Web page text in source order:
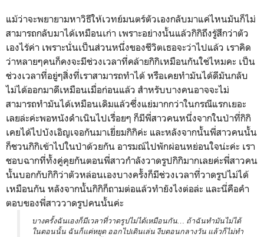
แม้ว่าจะพยายามหาวิธีให้เวทย์มนตร์ตัวเองกลับมาแค่ไหนมันก็ไม่
สามารถกลับมาได้เหมือนเก่า เพราะอย่างนั้นแล้วกิกิถึงรู้สึกว่าตัว
เองไร้ค่า เพราะนั่นเป็นส่วนหนึ่งของชีวิตเธอจะว่าไปแล้ว เราคิด
ว่าหลายๆคนก็คงจะมีช่วงเวลาที่คล้ายกิกิเหมือนกันใช่ไหมคะ เป็น
ช่วงเวลาที่อยู่ๆสิ่งที่เราสามารถทำได้ หรือเคยทำมันได้ดีมันกลับ
ไม่ได้ออกมาดีเหมือนเมื่อก่อนแล้ว สำหรับบางคนอาจจะไม่
สามารถทำมันได้เหมือนเดิมแล้วซึ่งแย่มากกว่าในกรณีแรกเยอะ
เลยล่ะค่ะพอหนังดำเนินไปเรื่อยๆ ก็มีพี่สาวคนหนึ่งจากในป่าที่กิกิ
เคยได้ไปบังเอิญเจอกันมาเยี่ยมกิกิค่ะ และหลังจากนั้นพี่สาวคนนั้น
ก็ชวนกิกิเข้าไปในป่าด้วยกัน อารมณ์ไปพักผ่อนหย่อนใจน่ะค่ะ เรา
ชอบฉากที่ทั้งคู่คุยกันตอนพี่สาวกำลังวาดรูปกิกิมากเลยค่ะพี่สาวคน
นั้นบอกกับกิกิว่าตัวหล่อนเองบางครั้งก็มีช่วงเวลาที่วาดรูปไม่ได้
เหมือนกัน หลังจากนั้นกิกิก็ถามต่อแล้วทำยังไงต่อล่ะ และนี่คือคำ
ตอบของพี่สาววาดรูปคนนั้นค่ะ
บางครั้งฉันเองก็มีเวลาที่วาดรูปไม่ได้เหมือนกัน… ถ้าฉันทำมันไม่ได้
ในตอนนั้น ฉันก็แค่หยุด ออกไปเดินเล่น งีบตอนกลางวัน แล้วก็ไม่ทำ